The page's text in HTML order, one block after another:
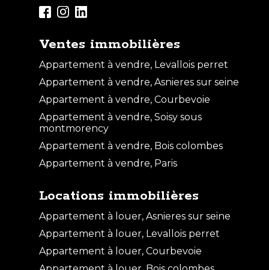
Ventes immobilières
Appartement à vendre, Levallois perret
Appartement à vendre, Asnieres sur seine
Appartement à vendre, Courbevoie
Appartement à vendre, Soisy sous
montmorency
Appartement à vendre, Bois colombes
Appartement à vendre, Paris
Locations immobilières
Appartement à louer, Asnieres sur seine
Appartement à louer, Levallois perret
Appartement à louer, Courbevoie